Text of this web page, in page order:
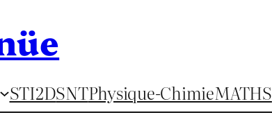
STI2DSNTPhysique-ChimieMATHS